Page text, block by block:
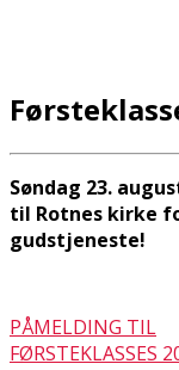
Søndag 23.
til Rotnes kirke
gudstjeneste!
PÅMELDING TIL
FØRSTEKLASSES